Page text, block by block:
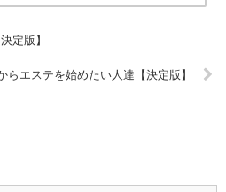
定版】
らエステを始めたい人達【決定版】